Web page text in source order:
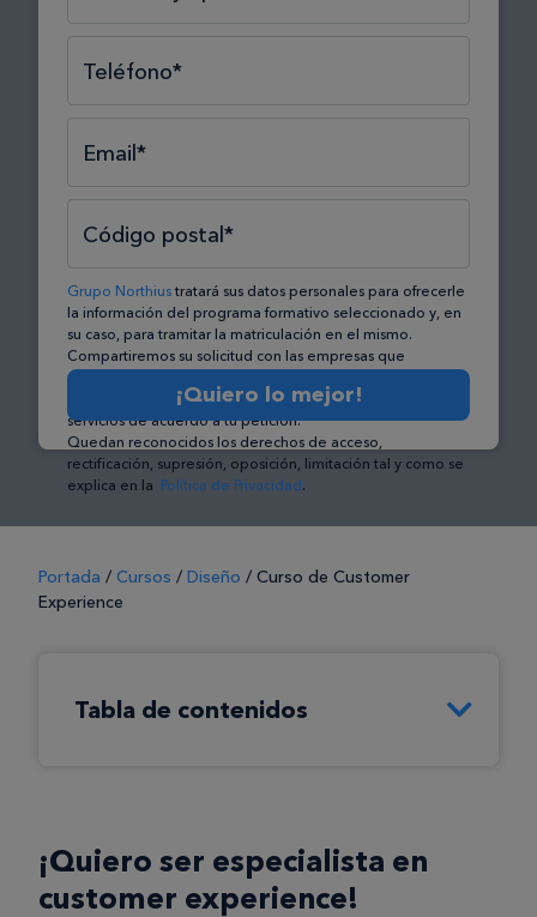
Teléfono*
Email*
Código postal*
Grupo Northiustratará sus datos personales para ofrecerle
la información del programa formativo seleccionado y, en
su caso, para tramitar la matriculación en el mismo.
Compartiremos su solicitud con las empresas que
conforman el
puedan hacerle llegar la mejor oferta de productos y
servicios de acuerdo a tu petición.
Quedan reconocidos los derechos de acceso,
rectificación, supresión, oposición, limitación tal y como se
explica en la Política de Privacidad.
¡Quiero lo mejor!
Portada / Cursos / Diseño / Curso de Customer
Experience
Tabla de contenidos
¡Quiero ser especialista en
customer experience!